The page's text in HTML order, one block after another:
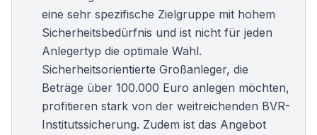
eine sehr spezifische Zielgruppe mit hohem
Sicherheitsbedürfnis und ist nicht für jeden
Anlegertyp die optimale Wahl.
Sicherheitsorientierte Großanleger, die
Beträge über 100.000 Euro anlegen möchten,
profitieren stark von der weitreichenden BVR-
Institutssicherung. Zudem ist das Angebot